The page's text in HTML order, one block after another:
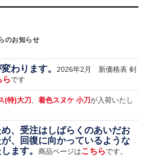
のお知らせ
わります。
2026年2月 新価格表 剣
ら です
(特)大刀 着色スヌケ 小刀が入荷いたし
、受注はしばらくのあいだお
、回復に向かっているような
ます。
商品ページはこちら です。